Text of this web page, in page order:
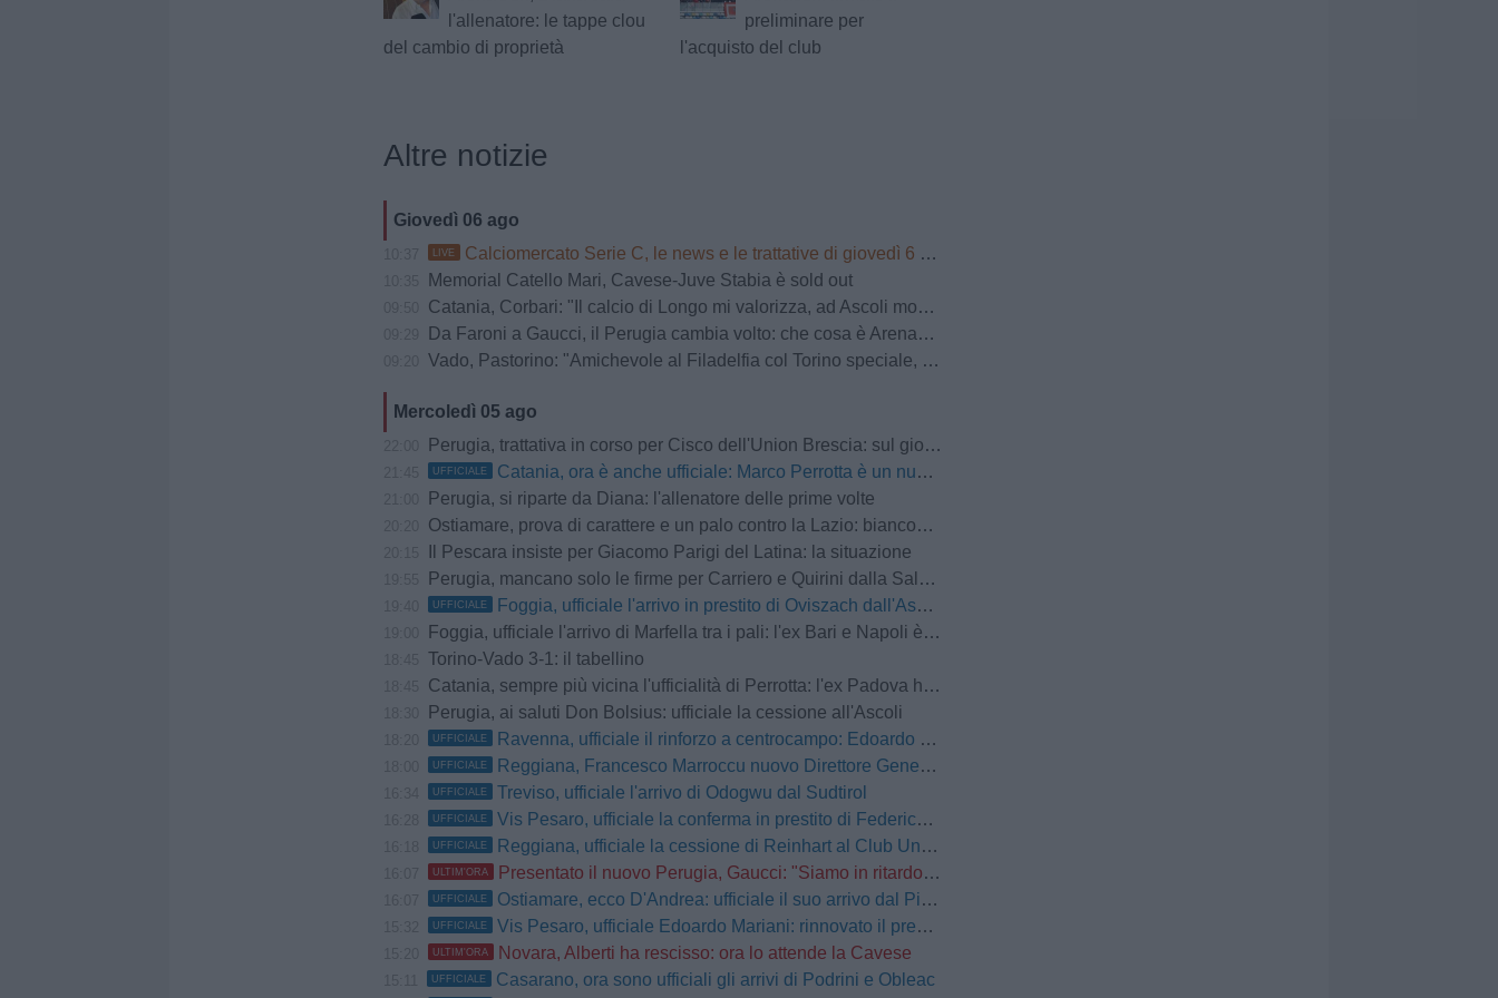
l'allenatore: le tappe clou
del cambio di proprietà
preliminare per
l'acquisto del club
Altre notizie
Giovedì 06 ago
LIVE Calciomercato Serie C, le news e le trattative di giovedì 6 agosto | LIVE
Memorial Catello Mari, Cavese-Juve Stabia è sold out
Catania, Corbari: "Il calcio di Longo mi valorizza, ad Ascoli momenti indescrivibili"
Da Faroni a Gaucci, il Perugia cambia volto: che cosa è ArenaCuri?
Vado, Pastorino: "Amichevole al Filadelfia col Torino speciale, noi senza paura"
Mercoledì 05 ago
Perugia, trattativa in corso per Cisco dell'Union Brescia: sul giocatore forte interesse anche della Pro Vercelli
UFFICIALE Catania, ora è anche ufficiale: Marco Perrotta è un nuovo difensore rossazzurro
Perugia, si riparte da Diana: l'allenatore delle prime volte
Ostiamare, prova di carattere e un palo contro la Lazio: biancoviola sconfitti per 4-0 nel test amichevole
Il Pescara insiste per Giacomo Parigi del Latina: la situazione
Perugia, mancano solo le firme per Carriero e Quirini dalla Salernitana
UFFICIALE Foggia, ufficiale l'arrivo in prestito di Oviszach dall'Ascoli
Foggia, ufficiale l'arrivo di Marfella tra i pali: l'ex Bari e Napoli è un nuovo portiere rossonero
Torino-Vado 3-1: il tabellino
Catania, sempre più vicina l'ufficialità di Perrotta: l'ex Padova ha raggiunto il ritiro di Norcia
Perugia, ai saluti Don Bolsius: ufficiale la cessione all'Ascoli
UFFICIALE Ravenna, ufficiale il rinforzo a centrocampo: Edoardo Duca è un nuovo giocatore giallorosso
UFFICIALE Reggiana, Francesco Marroccu nuovo Direttore Generale dell'Area Tecnica
UFFICIALE Treviso, ufficiale l'arrivo di Odogwu dal Sudtirol
UFFICIALE Vis Pesaro, ufficiale la conferma in prestito di Federico Tavernaro dal Venezia
UFFICIALE Reggiana, ufficiale la cessione di Reinhart al Club Universidad de Chile
ULTIM'ORA Presentato il nuovo Perugia, Gaucci: "Siamo in ritardo ma faremo una squadra competitiva"
UFFICIALE Ostiamare, ecco D'Andrea: ufficiale il suo arrivo dal Pineto
UFFICIALE Vis Pesaro, ufficiale Edoardo Mariani: rinnovato il prestito dal Venezia
ULTIM'ORA Novara, Alberti ha rescisso: ora lo attende la Cavese
UFFICIALE
Casarano, ora sono ufficiali gli arrivi di Podrini e Obleac